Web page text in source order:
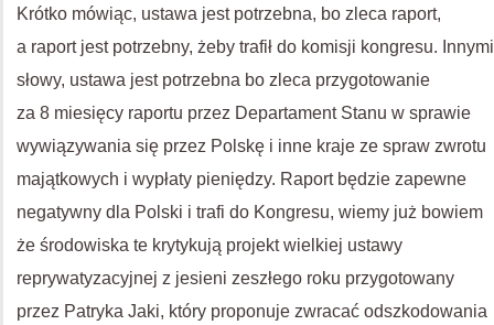
Krótko mówiąc, ustawa jest potrzebna, bo zleca raport,
a raport jest potrzebny, żeby trafił do komisji kongresu. Innymi
słowy, ustawa jest potrzebna bo zleca przygotowanie
za 8 miesięcy raportu przez Departament Stanu w sprawie
wywiązywania się przez Polskę i inne kraje ze spraw zwrotu
majątkowych i wypłaty pieniędzy. Raport będzie zapewne
negatywny dla Polski i trafi do Kongresu, wiemy już bowiem
że środowiska te krytykują projekt wielkiej ustawy
reprywatyzacyjnej z jesieni zeszłego roku przygotowany
przez Patryka Jaki, który proponuje zwracać odszkodowania